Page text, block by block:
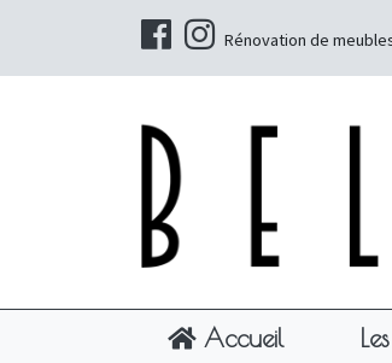
Rénovation de
Accueil